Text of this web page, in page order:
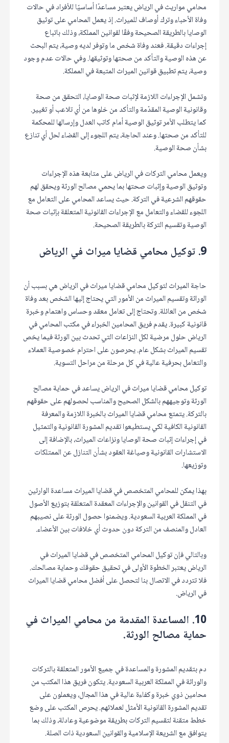
محامي مواريث في الرياض يعتبر مساعدًا أساسيًا للأفراد في حالات
وفاة الأحباء وترك أوصاف للميراث. إذ يعمل المحامي على توثيق
الوصايا بالطريقة الصحيحة وفقًا لقوانين المملكة، وذلك باتباع
إجراءات دقيقة. فعند وفاة شخص ما وتوفر لديه وصية، يتم البحث
عن هذه الوصية والتأكد من صحتها وتوثيقها. وفي حالات عدم وجود
وصية، يتم تطبيق قوانين الميراث المتبعة في المملكة.
وتشمل الإجراءات اللازمة لإثبات صحة الوصايا، التحقق من صحة
وقانونية الوصية المقدّمة والتأكد من خلوها من أي تلاعب أو تغيير.
كما يتطلب الأمر توثيق الوصية أمام كاتب العدل وإرسالها للمحكمة
للتأكد من صحتها. وعند الحاجة، يتم اللجوء إلى القضاء لحل أي تنازع
بشأن صحة الوصية.
ويعمل محامي التركات في الرياض على متابعة هذه الإجراءات
وتوثيق الوصية وإثبات صحتها بما يحمي مصالح الورثة ويحقق لهم
حقوقهم الشرعية في التركة. حيث يساعد المحامي على التعامل مع
اللجوء للقضاء والتعامل مع الإجراءات القانونية المتعلقة بإثبات صحة
الوصية وتقسيم التركة بالطريقة الصحيحة.
9. توكيل محامي قضايا ميراث في الرياض
حاجة الميراث لتوكيل محامي قضايا ميراث في الرياض هي بسبب أن
الوراثة وتقسيم الميراث من الأمور التي يحتاج إليها الشخص بعد وفاة
شخص من العائلة. وتحتاج إلى تعامل معقد وحساس واهتمام وخبرة
قانونية كبيرة. يقدم فريق المحامين الخبراء في مكتب المحامي في
الرياض حلول مرضية لكل النزاعات التي تحدث بين الورثة فيما يخص
تقسيم الميراث بشكل عام. يحرصون على احترام خصوصية العملاء
والتعامل بحرفية عالية في كل مرحلة من مراحل التسوية.
توكيل محامي قضايا ميراث في الرياض يساعد في حماية مصالح
الورثة وتوجيههم بالشكل الصحيح والمناسب لحصولهم على حقوقهم
بالتركة. يتمتع محامي قضايا الميراث بالخبرة اللازمة والمعرفة
القانونية الكافية لكي يستطيعوا تقديم المشورة القانونية والتمثيل
في إجراءات إثبات صحة الوصايا ونزاعات الميراث، بالإضافة إلى
الاستشارات القانونية وصياغة العقود بشأن التنازل عن الممتلكات
وتوزيعها.
بهذا يمكن للمحامي المتخصص في قضايا الميراث مساعدة الوارثين
في التنقل في القوانين والإجراءات المعقدة المتعلقة بتوزيع الأصول
في المملكة العربية السعودية. ويضمنوا حصول الورثة على نصيبهم
العادل والمنصف من التركة دون حدوث أي خلافات بين الأعضاء.
وبالتالي فإن توكيل المحامي المتخصص في قضايا الميراث في
الرياض يعتبر الخطوة الأولى في تحقيق حقوقك وحماية مصالحك.
فلا تتردد في الاتصال بنا لتحصل على أفضل محامي قضايا الميراث
في الرياض.
10. المساعدة المقدمة من محامي الميراث في
حماية مصالح الورثة.
دم بتقديم المشورة والمساعدة في جميع الأمور المتعلقة بالتركات
والوراثة في المملكة العربية السعودية. يتكون فريق هذا المكتب من
محامين ذوي خبرة وكفاءة عالية في هذا المجال، ويعملون على
تقديم المشورة القانونية الأمثل لعملائهم. يحرص المكتب على وضع
خطط متقنة لتقسيم التركات بطريقة موضوعية وعادلة، وذلك بما
يتوافق مع الشريعة الإسلامية والقوانين السعودية ذات الصلة.